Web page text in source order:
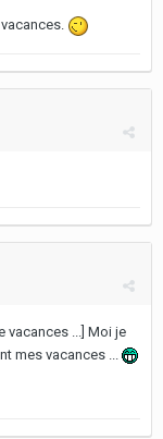
vacances ...] Moi je
mes vacances ...